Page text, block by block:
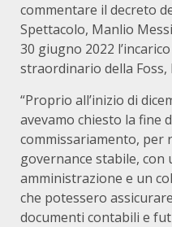
commentare il decreto
Spettacolo, Manlio
30 giugno 2022
straordinario della
“Proprio all’inizio di
avevamo chiesto la fine
commissariamento, per
governance stabile, con
amministrazione e un
che potessero
documenti contabili e